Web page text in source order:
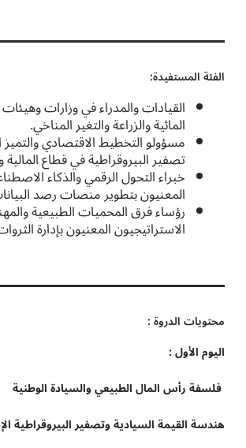
الفئة المستفيدة:
القيادات والمدراء في وزارات وهيئات
المائية والزراعة والتغير المناخي.
مسؤولو التخطيط الاقتصادي
تصفير البيروقراطية في قطاع المالية
خبراء التحول الرقمي والذكاء
المعنيون بتطوير منصات رصد
رؤساء فرق المحميات الطبيعية
الاستراتيجيون المعنيون بإدارة
محتويات الدروة :
اليوم الأول :
فلسفة رأس المال الطبيعي والسيادة الوطنية
هندسة القيمة السيادية وتصفير البيروقراطية